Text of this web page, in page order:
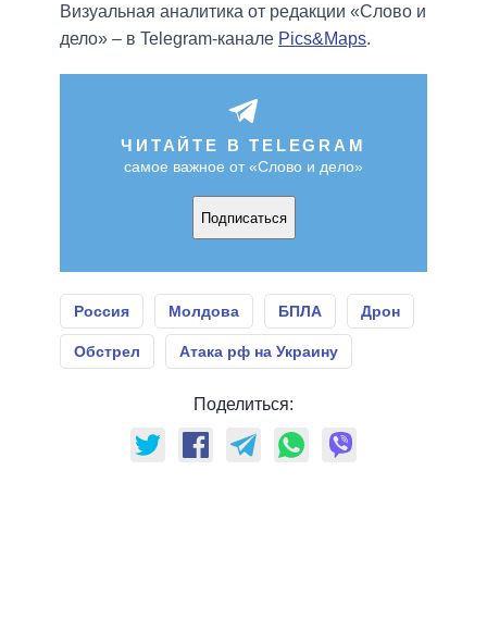
Визуальная аналитика от редакции «Слово и
дело» – в Telegram-канале Pics&Maps.
ЧИТАЙТЕ В TELEGRAM
самое важное от «Слово и дело»
Подписаться
Россия Молдова БПЛА Дрон
Обстрел Атака рф на Украину
Поделиться: